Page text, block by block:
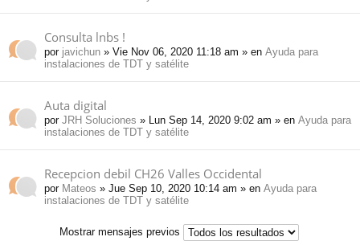
Consulta lnbs !
por javichun » Vie Nov 06, 2020 11:18 am » en Ayuda para
instalaciones de TDT y satélite
Auta digital
por JRH Soluciones » Lun Sep 14, 2020 9:02 am » en Ayuda para
instalaciones de TDT y satélite
Recepcion debil CH26 Valles Occidental
por Mateos » Jue Sep 10, 2020 10:14 am » en Ayuda para
instalaciones de TDT y satélite
Mostrar mensajes previos